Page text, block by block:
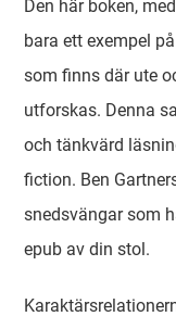
Den här boken,
bara ett exempel
som finns där ute
utforskas. Denna
och tänkvärd
fiction. Ben
snedsvängar som
epub av din stol.